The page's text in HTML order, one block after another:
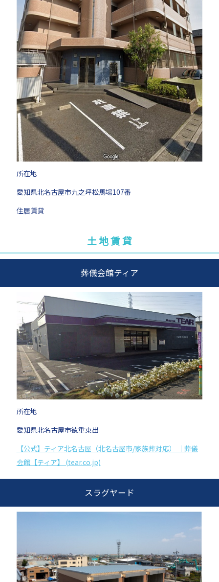
所在地
愛知県北名古屋市九之坪松馬場107番
住居賃貸
土 地 賃 貸
葬儀会館ティア
所在地
愛知県北名古屋市徳重東出
【公式】ティア北名古屋（北名古屋市/家族葬対応） ｜葬儀
会館【ティア】 (tear.co.jp)
スラグヤード